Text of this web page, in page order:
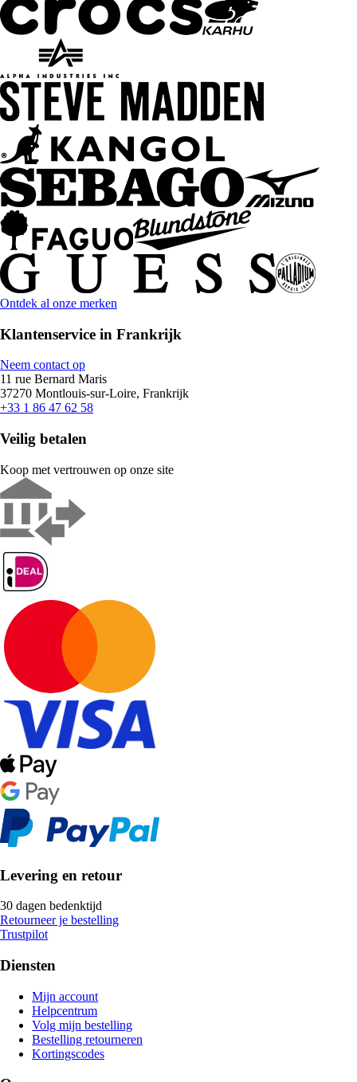
Ontdek al onze merken
Klantenservice in Frankrijk
Neem contact op
11 rue Bernard Maris
37270 Montlouis-sur-Loire, Frankrijk
+33 1 86 47 62 58
Veilig betalen
Koop met vertrouwen op onze site
Levering en retour
30 dagen bedenktijd
Retourneer je bestelling
Trustpilot
Diensten
Mijn account
Helpcentrum
Volg mijn bestelling
Bestelling retourneren
Kortingscodes